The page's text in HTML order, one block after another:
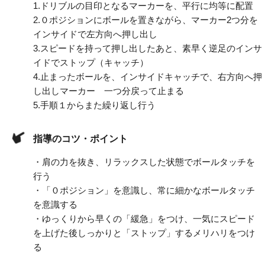
1. ドリブルの目印となるマーカーを、平行に均等に配置
2. ０ポジションにボールを置きながら、マーカー2つ分を
インサイドで左方向へ押し出し
3.スピードを持って押し出したあと、素早く逆足のインサ
イドでストップ（キャッチ）
4. 止まったボールを、インサイドキャッチで、右方向へ押
し出しマーカー 一つ分戻って止まる
5.手順１からまた繰り返し行う
指導のコツ・ポイント
・肩の力を抜き、リラックスした状態でボールタッチを
行う
・「０ポジション」を意識し、常に細かなボールタッチ
を意識する
・ゆっくりから早くの「緩急」をつけ、一気にスピード
を上げた後しっかりと「ストップ」するメリハリをつけ
る